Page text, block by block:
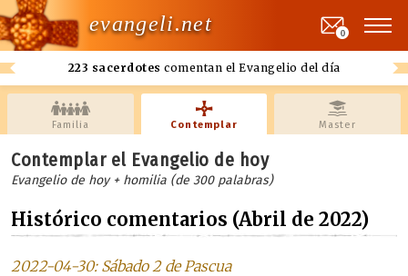
evangeli.net
223 sacerdotes comentan el Evangelio del día
0
Familia Contemplar Master
Contemplar el Evangelio de hoy
Evangelio de hoy + homilia (de 300 palabras)
Histórico comentarios (Abril de 2022)
2022-04-30: Sábado 2 de Pascua